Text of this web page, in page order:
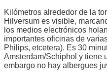
Kilómetros alrededor de la
Hilversum es visible,
los medios electrónicos
importantes oficinas de
Philips, etcetera). Es 30
Amsterdam/Schiphol y tiene
embargo no hay albergues